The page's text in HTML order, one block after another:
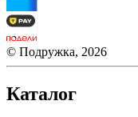
© Подружка, 2026
Каталог